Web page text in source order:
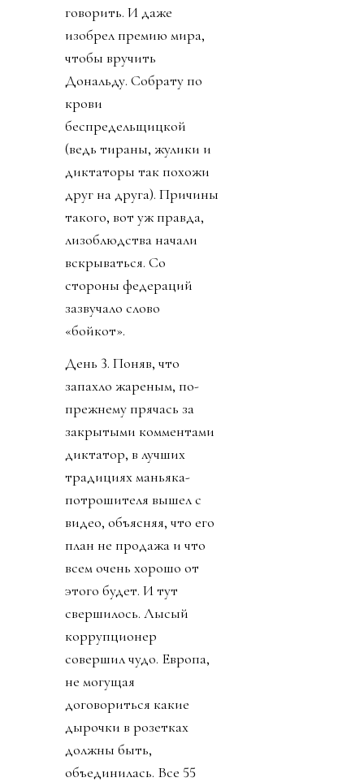
говорить. И даже
изобрел премию мира,
чтобы вручить
Дональду. Собрату по
крови
беспредельщицкой
(ведь тираны, жулики и
диктаторы так похожи
друг на друга). Причины
такого, вот уж правда,
лизоблюдства начали
вскрываться. Со
стороны федераций
зазвучало слово
«бойкот».
День 3. Поняв, что
запахло жареным, по-
прежнему прячась за
закрытыми комментами
диктатор, в лучших
традициях маньяка-
потрошителя вышел с
видео, объясняя, что его
план не продажа и что
всем очень хорошо от
этого будет. И тут
свершилось. Лысый
коррупционер
совершил чудо. Европа,
не могущая
договориться какие
дырочки в розетках
должны быть,
объединилась. Все 55